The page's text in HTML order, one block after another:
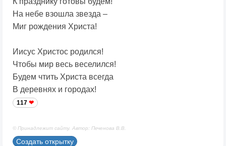
На небе взошла звезда –
Миг рождения Христа!
Иисус Христос родился!
Чтобы мир весь веселился!
Будем чтить Христа всегда
В деревнях и городах!
117
© Принадлежит сайту. Автор: Печенова В.В.
Создать открытку